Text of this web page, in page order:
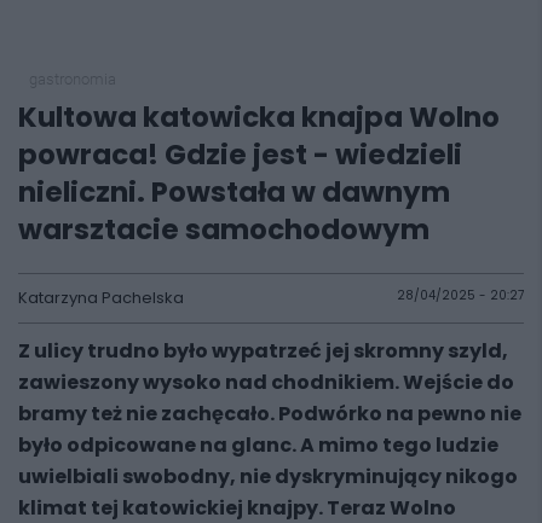
Kultowa katowicka knajpa Wolno
powraca! Gdzie jest - wiedzieli
nieliczni. Powstała w dawnym
warsztacie samochodowym
Katarzyna Pachelska 28/04/2025 - 20:27
Z ulicy trudno było wypatrzeć jej skromny szyld,
zawieszony wysoko nad chodnikiem. Wejście do
bramy też nie zachęcało. Podwórko na pewno nie
było odpicowane na glanc. A mimo tego ludzie
uwielbiali swobodny, nie dyskryminujący nikogo
klimat tej katowickiej knajpy. Teraz Wolno